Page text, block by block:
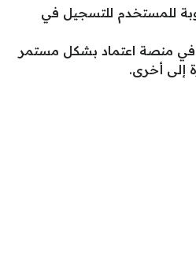
للمستخدم للتسجيل في
في منصة اعتماد بشكل مستمر
إلى أخرى.